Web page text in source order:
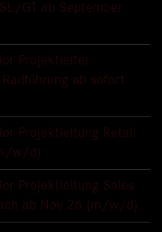
GT ab September
Projektleiter
ab sofort
Projektleitung Retail
w/d)
Projektleitung Sales
ab Nov 26 (m/w/d)